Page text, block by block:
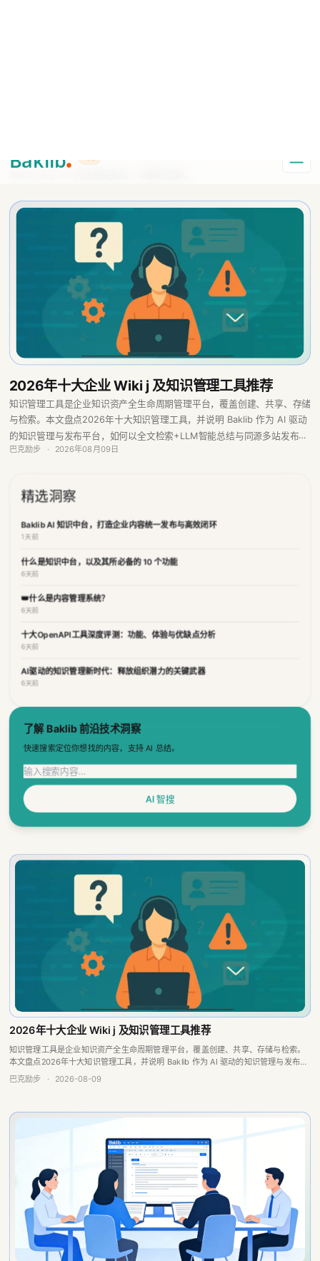
2026年十大企业 Wiki j 及知识管理工具推荐
知识管理工具是企业知识资产全生命周期管理平台，覆盖创建、共享、存储
与检索。本文盘点2026年十大知识管理工具，并说明 Baklib 作为 AI 驱动
的知识管理与发布平台，如何以全文检索+LLM智能总结与同源多站发布落
地帮助中心、企业Wiki与产品手册。
巴克励步 · 2026年08月09日
Baklib AI 知识中台，打造企业内容统一发布与高效闭环
什么是知识中台，以及其所必备的 10 个功能
👑什么是内容管理系统？
十大OpenAPI工具深度评测：功能、体验与优缺点分析
AI驱动的知识管理新时代：释放组织潜力的关键武器
了解 Baklib 前沿技术洞察
快速搜索定位你想找的内容，支持 AI 总结。
AI 智搜
2026年十大企业 Wiki j 及知识管理工具推荐
知识管理工具是企业知识资产全生命周期管理平台，覆盖创建、共享、存储与检索。
本文盘点2026年十大知识管理工具，并说明 Baklib 作为 AI 驱动的知识管理与发布平
台，如何以全文检索+LLM智能总结与同源多站发布落地帮助中心、企业W...
巴克励步 · 2026-08-09
Baklib AI 知识中台，打造企业内容统一发布与高效闭环